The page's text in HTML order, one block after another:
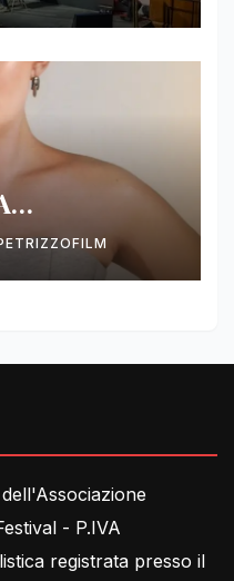
- P.IVA
registrata presso il